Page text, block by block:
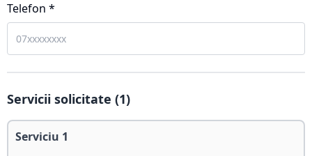
Telefon *
Servicii solicitate (1)
Serviciu 1